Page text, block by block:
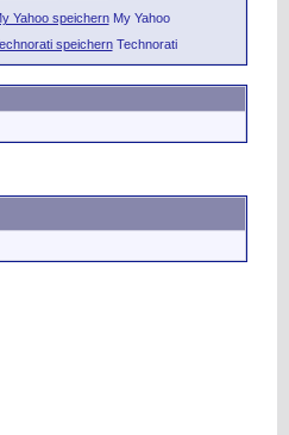
My Yahoo
Technorati